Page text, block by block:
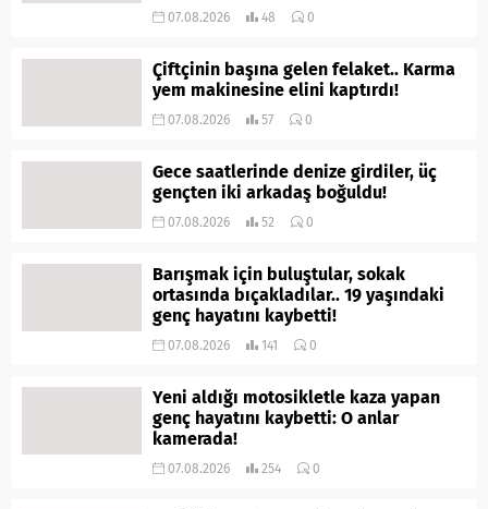
07.08.2026 48 0
Çiftçinin başına gelen felaket.. Karma
yem makinesine elini kaptırdı!
07.08.2026 57 0
Gece saatlerinde denize girdiler, üç
gençten iki arkadaş boğuldu!
07.08.2026 52 0
Barışmak için buluştular, sokak
ortasında bıçakladılar.. 19 yaşındaki
genç hayatını kaybetti!
07.08.2026 141 0
Yeni aldığı motosikletle kaza yapan
genç hayatını kaybetti: O anlar
kamerada!
07.08.2026 254 0